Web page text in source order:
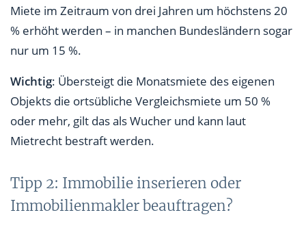
Miete im Zeitraum von drei Jahren um höchstens 20
% erhöht werden – in manchen Bundesländern sogar
nur um 15 %.
Wichtig: Übersteigt die Monatsmiete des eigenen
Objekts die ortsübliche Vergleichsmiete um 50 %
oder mehr, gilt das als Wucher und kann laut
Mietrecht bestraft werden.
Tipp 2: Immobilie inserieren oder
Immobilienmakler beauftragen?